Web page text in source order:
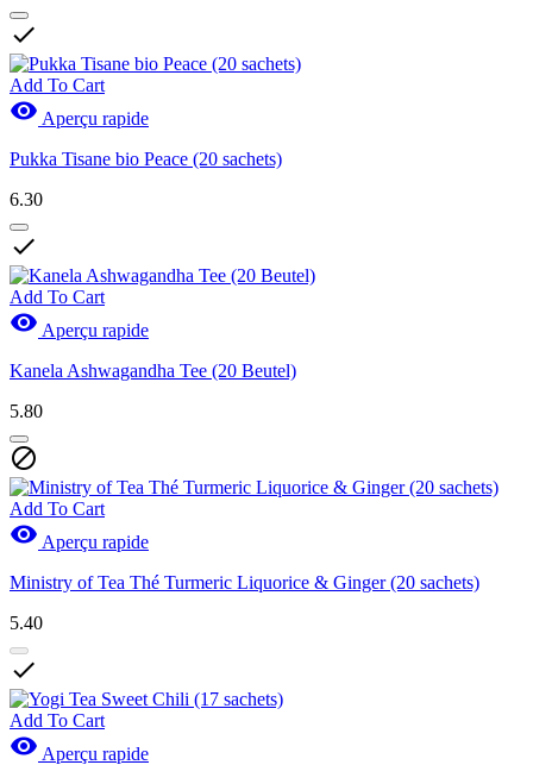

Add To Cart
 Aperçu rapide
Pukka Tisane bio Peace (20 sachets)
6.30

Add To Cart
 Aperçu rapide
Kanela Ashwagandha Tee (20 Beutel)
5.80

Add To Cart
 Aperçu rapide
Ministry of Tea Thé Turmeric Liquorice & Ginger (20 sachets)
5.40

Add To Cart
 Aperçu rapide